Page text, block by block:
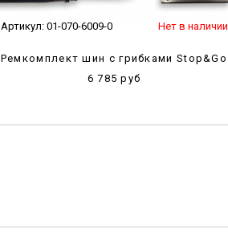
Артикул: 01-070-6009-0 Нет в наличии
Ремкомплект шин с грибками Stop&Go
6 785 руб